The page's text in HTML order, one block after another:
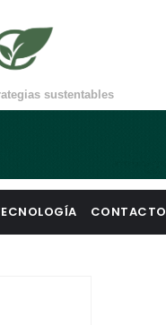
sustentables
CONTACTO